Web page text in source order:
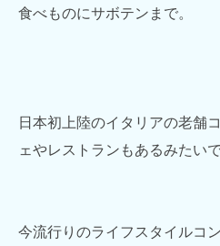
食べものにサボテンまで。
日本初上陸のイタリアの老舗
ェやレストランもあるみたいで
今流行りのライフスタイルコ